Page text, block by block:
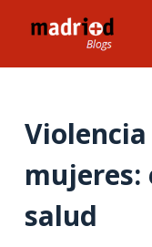
l
mujeres:
salud